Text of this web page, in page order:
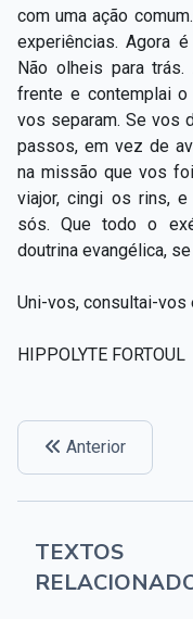
com uma ação
experiências. Agora
Não olheis para
frente e contemplai
vos separam. Se vos
passos, em vez de
na missão que vos
viajor, cingi os rins,
sós. Que todo o
doutrina evangélica,
Uni-vos, consultai-vos
HIPPOLYTE FORTOUL
Anterior
TEXTOS